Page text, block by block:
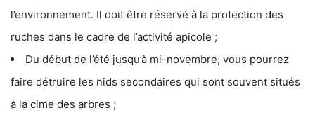
l’environnement. Il doit être réservé à la protection des
ruches dans le cadre de l’activité apicole ;
Du début de l’été jusqu’à mi-novembre, vous pourrez
faire détruire les nids secondaires qui sont souvent situés
à la cime des arbres ;